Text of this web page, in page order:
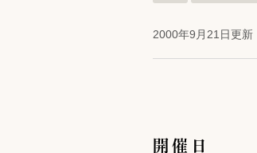
2000年9月21日更新
開催日